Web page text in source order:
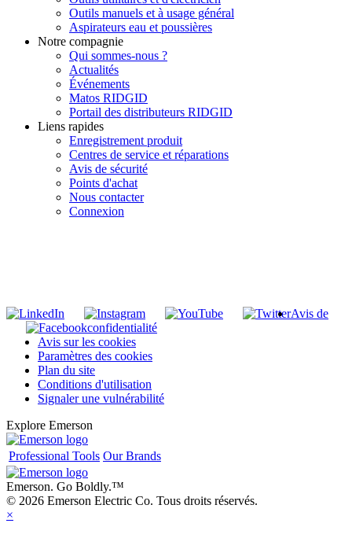
Outils manuels et à usage général
Aspirateurs eau et poussières
Notre compagnie
Qui sommes-nous ?
Actualités
Événements
Matos RIDGID
Portail des distributeurs RIDGID
Liens rapides
Enregistrement produit
Centres de service et réparations
Avis de sécurité
Points d'achat
Nous contacter
Connexion
Avis de
confidentialité
Avis sur les cookies
Paramètres des cookies
Plan du site
Conditions d'utilisation
Signaler une vulnérabilité
Explore Emerson
Professional Tools Our Brands
Emerson. Go Boldly.™
© 2026 Emerson Electric Co. Tous droits réservés.
×